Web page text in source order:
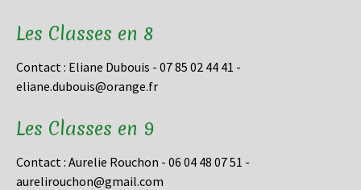
Les Classes en 8
Contact : Eliane Dubouis - 07 85 02 44 41 -
eliane.dubouis@orange.fr
Les Classes en 9
Contact : Aurelie Rouchon - 06 04 48 07 51 -
aurelirouchon@gmail.com